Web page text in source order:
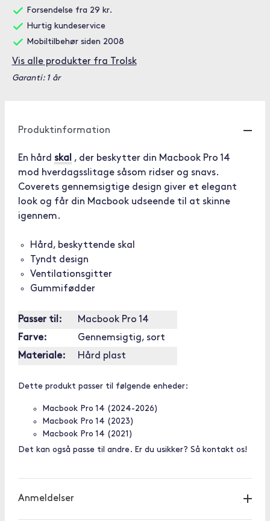
Forsendelse fra 29 kr.
Hurtig kundeservice
Mobiltilbehør siden 2008
Vis alle produkter fra Trolsk
Garanti: 1 år
Produktinformation
En hård skal , der beskytter din Macbook Pro 14
mod hverdagsslitage såsom ridser og snavs.
Coverets gennemsigtige design giver et elegant
look og får din Macbook udseende til at skinne
igennem.
Hård, beskyttende skal
Tyndt design
Ventilationsgitter
Gummifødder
Passer til:
Macbook Pro 14
Farve:
Gennemsigtig, sort
Materiale:
Hård plast
Dette produkt passer til følgende enheder:
Macbook Pro 14 (2024-2026)
Macbook Pro 14 (2023)
Macbook Pro 14 (2021)
Det kan også passe til andre. Er du usikker? Så kontakt os!
Anmeldelser